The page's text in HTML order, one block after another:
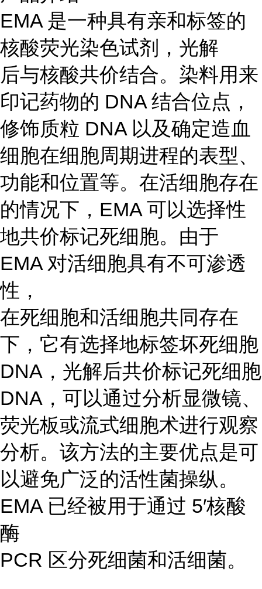
EMA 是一种具有亲和标签的
核酸荧光染色试剂，光解
后与核酸共价结合。染料用来
印记药物的 DNA 结合位点，
修饰质粒 DNA 以及确定造血
细胞在细胞周期进程的表型、
功能和位置等。在活细胞存在
的情况下，EMA 可以选择性
地共价标记死细胞。由于
EMA 对活细胞具有不可渗透
性，
在死细胞和活细胞共同存在
下，它有选择地标签坏死细胞
DNA，光解后共价标记死细胞
DNA，可以通过分析显微镜、
荧光板或流式细胞术进行观察
分析。该方法的主要优点是可
以避免广泛的活性菌操纵。
EMA 已经被用于通过 5′核酸
酶
PCR 区分死细菌和活细菌。